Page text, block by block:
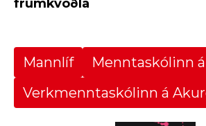
frumkvöðla
Mannlíf
Menntaskólinn
Verkmenntaskólinn á